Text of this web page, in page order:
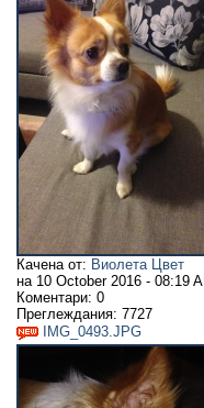
Качена от: Виолета Цвет
на 10 October 2016 - 08:19
Коментари: 0
Преглеждания: 7727
IMG_0493.JPG